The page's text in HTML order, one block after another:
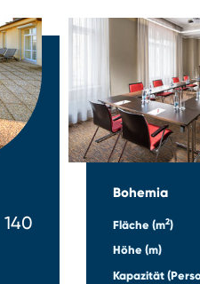
140
Bohemia
Fläche (m2)
Höhe (m)
Kapazität